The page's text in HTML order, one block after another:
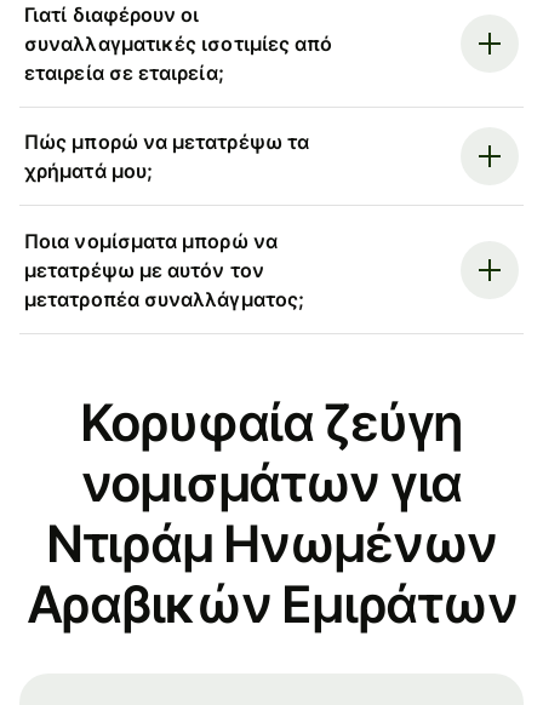
Γιατί διαφέρουν οι
συναλλαγματικές ισοτιμίες από
εταιρεία σε εταιρεία;
Πώς μπορώ να μετατρέψω τα
χρήματά μου;
Ποια νομίσματα μπορώ να
μετατρέψω με αυτόν τον
μετατροπέα συναλλάγματος;
Κορυφαία ζεύγη
νομισμάτων για
Ντιράμ Ηνωμένων
Αραβικών Εμιράτων